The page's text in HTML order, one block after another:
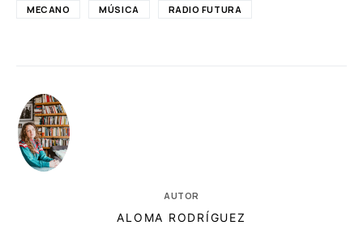
MECANO MÚSICA RADIO FUTURA
AUTOR
ALOMA RODRÍGUEZ